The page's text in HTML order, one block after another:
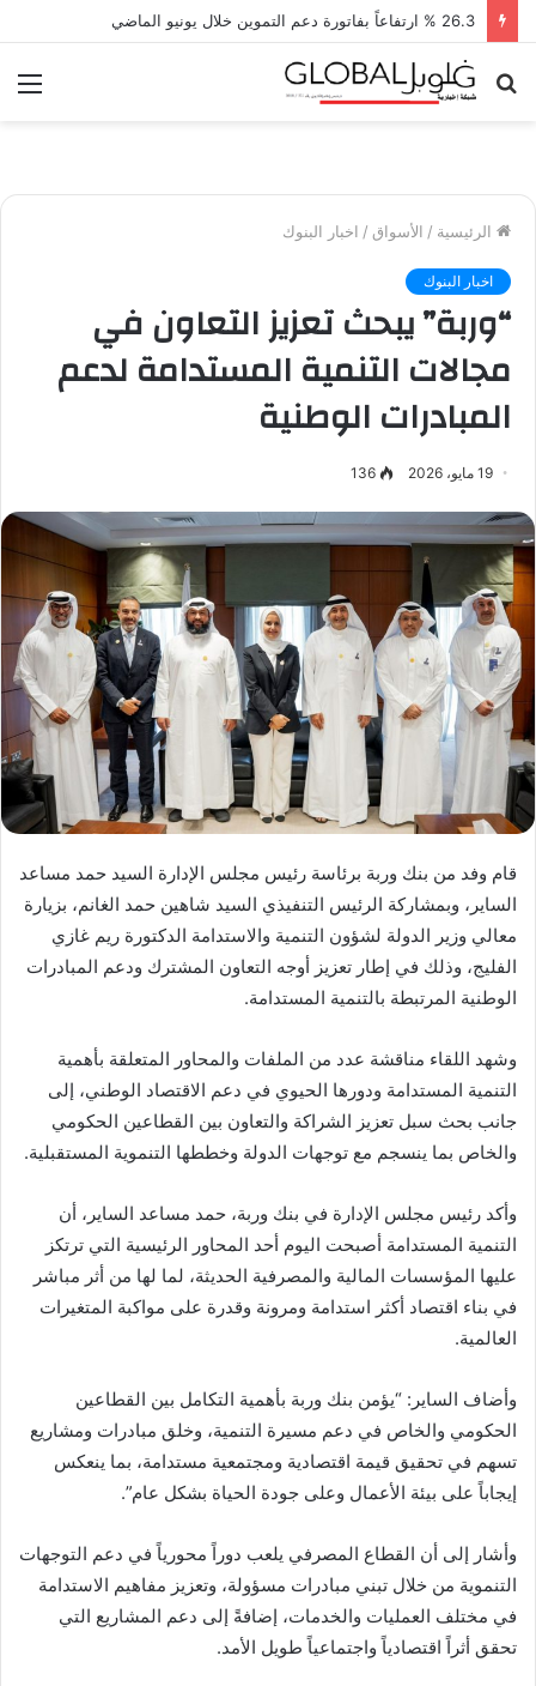
26.3 % ارتفاعاً بفاتورة دعم التموين خلال يونيو الماضي
بحث
الرئيسية / الأسواق / اخبار البنوك
اخبار البنوك
“وربة” يبحث تعزيز التعاون في
مجالات التنمية المستدامة لدعم
المبادرات الوطنية
19 مايو، 2026 136
قام وفد من بنك وربة برئاسة رئيس مجلس الإدارة السيد حمد مساعد
الساير، وبمشاركة الرئيس التنفيذي السيد شاهين حمد الغانم، بزيارة
معالي وزير الدولة لشؤون التنمية والاستدامة الدكتورة ريم غازي
الفليج، وذلك في إطار تعزيز أوجه التعاون المشترك ودعم المبادرات
الوطنية المرتبطة بالتنمية المستدامة.
وشهد اللقاء مناقشة عدد من الملفات والمحاور المتعلقة بأهمية
التنمية المستدامة ودورها الحيوي في دعم الاقتصاد الوطني، إلى
جانب بحث سبل تعزيز الشراكة والتعاون بين القطاعين الحكومي
والخاص بما ينسجم مع توجهات الدولة وخططها التنموية المستقبلية.
وأكد رئيس مجلس الإدارة في بنك وربة، حمد مساعد الساير، أن
التنمية المستدامة أصبحت اليوم أحد المحاور الرئيسية التي ترتكز
عليها المؤسسات المالية والمصرفية الحديثة، لما لها من أثر مباشر
في بناء اقتصاد أكثر استدامة ومرونة وقدرة على مواكبة المتغيرات
العالمية.
وأضاف الساير: “يؤمن بنك وربة بأهمية التكامل بين القطاعين
الحكومي والخاص في دعم مسيرة التنمية، وخلق مبادرات ومشاريع
تسهم في تحقيق قيمة اقتصادية ومجتمعية مستدامة، بما ينعكس
إيجاباً على بيئة الأعمال وعلى جودة الحياة بشكل عام”.
وأشار إلى أن القطاع المصرفي يلعب دوراً محورياً في دعم التوجهات
التنموية من خلال تبني مبادرات مسؤولة، وتعزيز مفاهيم الاستدامة
في مختلف العمليات والخدمات، إضافةً إلى دعم المشاريع التي
تحقق أثراً اقتصادياً واجتماعياً طويل الأمد.